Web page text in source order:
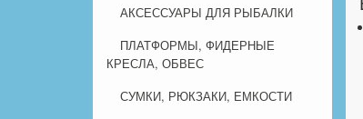
АКСЕССУАРЫ ДЛЯ РЫБАЛКИ
ПЛАТФОРМЫ, ФИДЕРНЫЕ
КРЕСЛА, ОБВЕС
СУМКИ, РЮКЗАКИ, ЕМКОСТИ